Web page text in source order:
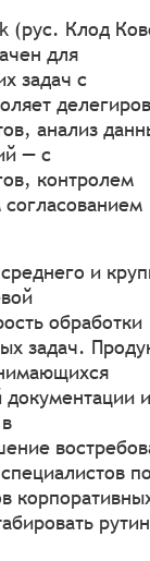
(рус. Клод
для
задач с
анализ
— с
контролем
и
обработки
задач.
и